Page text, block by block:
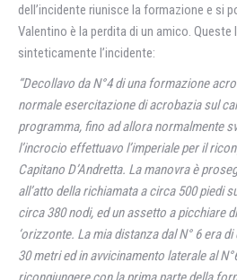
dell’incidente riunisce la formazione e si
Valentino è la perdita di un amico.
sinteticamente l’incidente:
“Decollavo da N°4 di una formazione
normale esercitazione di acrobazia sul
programma, fino ad allora normalmente
l’incrocio effettuavo l’imperiale per il
Capitano D’Andretta. La manovra è
all’atto della richiamata a circa 500 piedi
circa 380 nodi, ed un assetto a picchiare
‘orizzonte. La mia distanza dal N° 6 era
30 metri ed in avvicinamento laterale al